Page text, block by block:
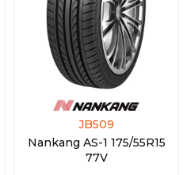
JB509
Nankang AS-1 175/55R15
77V